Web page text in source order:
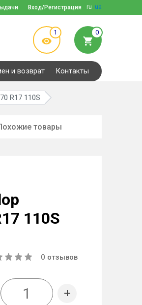
ru ua
Вход/Регистрация
1 0
и возврат Контакты
R17 110S
товары
110S
0 отзывов